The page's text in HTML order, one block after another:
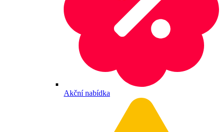
Akční nabídka